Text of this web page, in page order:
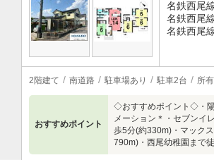
名鉄西尾
名鉄西尾
名鉄西尾
2階建て 南道路 駐車場あり 駐車2台 所
おすすめポイント
◇おすすめポイント◇・陽
メーション＊・セブンイ
歩5分(約330m)・マック
790m)・西尾幼稚園まで